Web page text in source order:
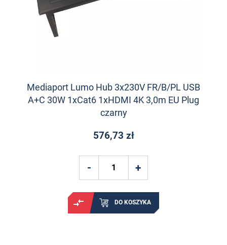
Mediaport Lumo Hub 3x230V FR/B/PL USB
A+C 30W 1xCat6 1xHDMI 4K 3,0m EU Plug
czarny
576,73 zł
DO KOSZYKA